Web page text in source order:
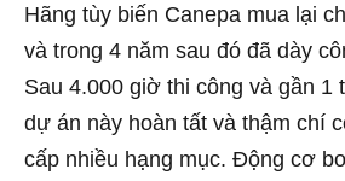
Hãng tùy biến Canepa mua lại
và trong 4 năm sau đó đã dày
Sau 4.000 giờ thi công và gần 1
dự án này hoàn tất và thậm chí
cấp nhiều hạng mục. Động cơ